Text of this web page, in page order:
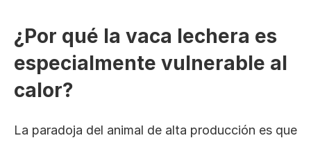
¿Por qué la vaca lechera es
especialmente vulnerable al
calor?
La paradoja del animal de alta producción es que